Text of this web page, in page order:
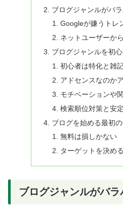
ブログジャンルがバ
Googleが嫌うトレ
ネットユーザーか
ブログジャンルを初
初心者は特化と雑
アドセンスなのか
モチベーションや
検索順位対策と安
ブログを始める最初
無料は損しかない
ターゲットを決める
ブログジャンルがバラ